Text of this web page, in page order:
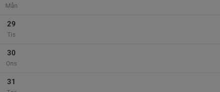
Mån
29
Tis
30
Ons
31